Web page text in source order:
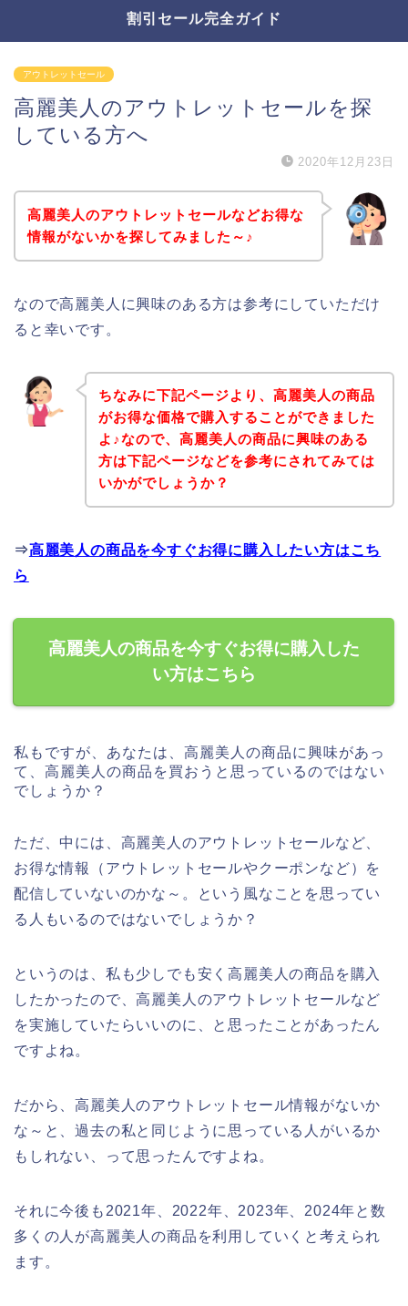
割引セール完全ガイド
アウトレットセール
高麗美人のアウトレットセールを探
している方へ
2020年12月23日
高麗美人のアウトレットセールなどお得な
情報がないかを探してみました～♪
なので高麗美人に興味のある方は参考にしていただけ
ると幸いです。
ちなみに下記ページより、高麗美人の商品
がお得な価格で購入することができました
よ♪なので、高麗美人の商品に興味のある
方は下記ページなどを参考にされてみては
いかがでしょうか？
⇒高麗美人の商品を今すぐお得に購入したい方はこち
ら
高麗美人の商品を今すぐお得に購入した
い方はこちら
私もですが、あなたは、高麗美人の商品に興味があっ
て、高麗美人の商品を買おうと思っているのではない
でしょうか？
ただ、中には、高麗美人のアウトレットセールなど、
お得な情報（アウトレットセールやクーポンなど）を
配信していないのかな～。という風なことを思ってい
る人もいるのではないでしょうか？
というのは、私も少しでも安く高麗美人の商品を購入
したかったので、高麗美人のアウトレットセールなど
を実施していたらいいのに、と思ったことがあったん
ですよね。
だから、高麗美人のアウトレットセール情報がないか
な～と、過去の私と同じように思っている人がいるか
もしれない、って思ったんですよね。
それに今後も2021年、2022年、2023年、2024年と数
多くの人が高麗美人の商品を利用していくと考えられ
ます。